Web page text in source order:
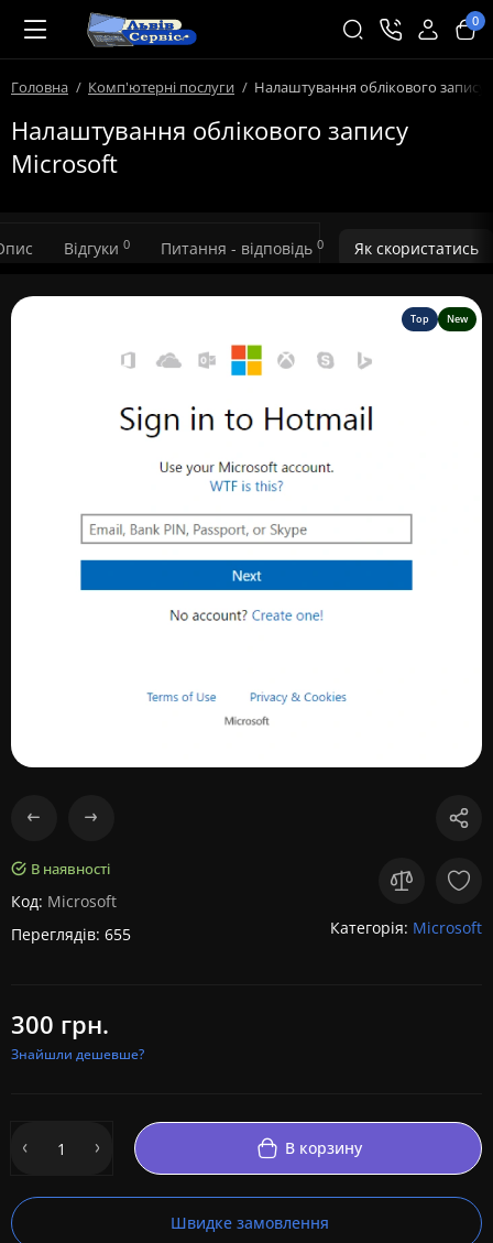
0
Головна Комп'ютерні послуги Налаштування облікового
Налаштування облікового запису
Microsoft
Відгуки 0 Питання - відповідь 0 Як скористатись
Top New
В наявності
Код: Microsoft
Переглядів: 655
Категорія: Microsoft
300 грн.
Знайшли дешевше?
В корзину
Швидке замовлення